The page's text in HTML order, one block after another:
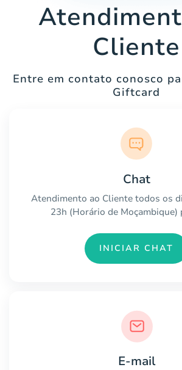
Cliente
Entre em contato conosco
Giftcard
Chat
Atendimento ao Cliente todos os
23h (Horário de Moçambique)
INICIAR CHAT
E-mail